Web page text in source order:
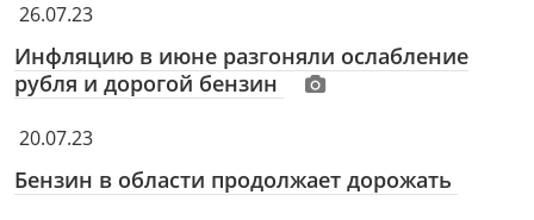
26.07.23
Инфляцию в июне разгоняли ослабление
рубля и дорогой бензин
20.07.23
Бензин в области продолжает дорожать